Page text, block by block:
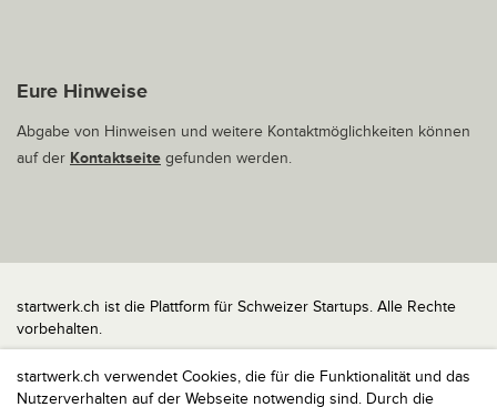
startwerk.ch verwendet Cookies, die für die Funktionalität und das
Nutzerverhalten auf der Webseite notwendig sind. Durch die
Eure Hinweise
Abgabe von Hinweisen und weitere Kontaktmöglichkeiten können
auf der Kontaktseite gefunden werden.
startwerk.ch ist die Plattform für Schweizer Startups. Alle Rechte
vorbehalten.
Impressum
Kontakt